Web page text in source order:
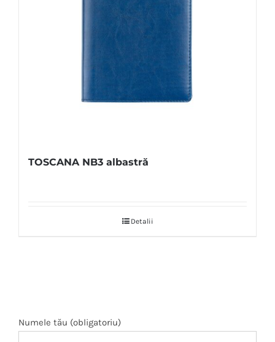
TOSCANA NB3 albastră
Detalii
Numele tău (obligatoriu)